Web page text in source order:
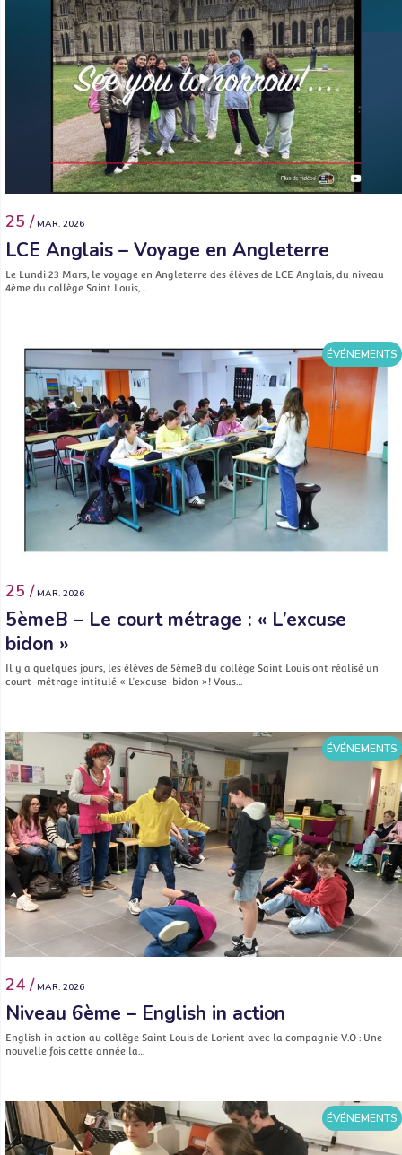
25 / MAR. 2026
LCE Anglais – Voyage en Angleterre
Le Lundi 23 Mars, le voyage en Angleterre des élèves de LCE Anglais, du niveau
4ème du collège Saint Louis,…
ÉVÉNEMENTS
25 / MAR. 2026
5èmeB – Le court métrage : « L’excuse
bidon »
Il y a quelques jours, les élèves de 5èmeB du collège Saint Louis ont réalisé un
court-métrage intitulé « L’excuse-bidon »! Vous…
ÉVÉNEMENTS
24 / MAR. 2026
Niveau 6ème – English in action
English in action au collège Saint Louis de Lorient avec la compagnie V.O : Une
nouvelle fois cette année la…
ÉVÉNEMENTS